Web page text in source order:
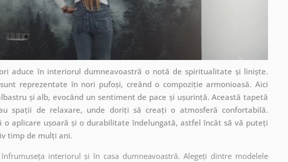
aduce în interiorul dumneavoastră o notă de spiritualitate și liniște.
reprezentate în nori pufoși, creând o compoziție armonioasă. Aici
și alb, evocând un sentiment de pace și ușurință. Această tapetă
spații de relaxare, unde doriți să creați o atmosferă confortabilă.
aplicare ușoară și o durabilitate îndelungată, astfel încât să vă puteți
timp de mulți ani.
interiorul și în casa dumneavoastră. Alegeți dintre modelele